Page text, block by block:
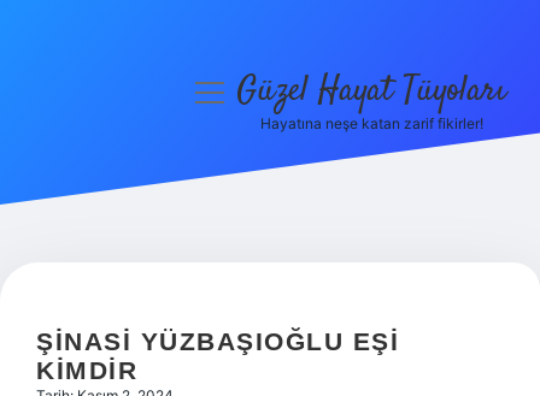
Hakkımızda
menüyüGüzel Hayat Tüyoları
Hayatına neşe katan zarif fikirler!
ŞINASI YÜZBAŞIOĞLU EŞI
KIMDIR